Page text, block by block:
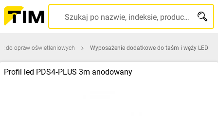
Szukaj po nazwie, indeksie, producencie, kodzie kreskowym...
do opraw oświetleniowych Wyposażenie dodatkowe do taśm i węży LED
Profil led PDS4‑PLUS 3m anodowany